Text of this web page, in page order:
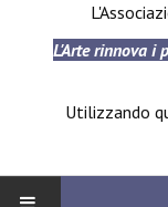
L'Arte rinnova i
Utilizzando